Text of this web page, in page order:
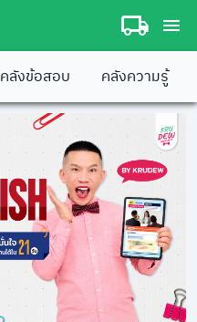
คลังข้อสอบ คลังความรู้